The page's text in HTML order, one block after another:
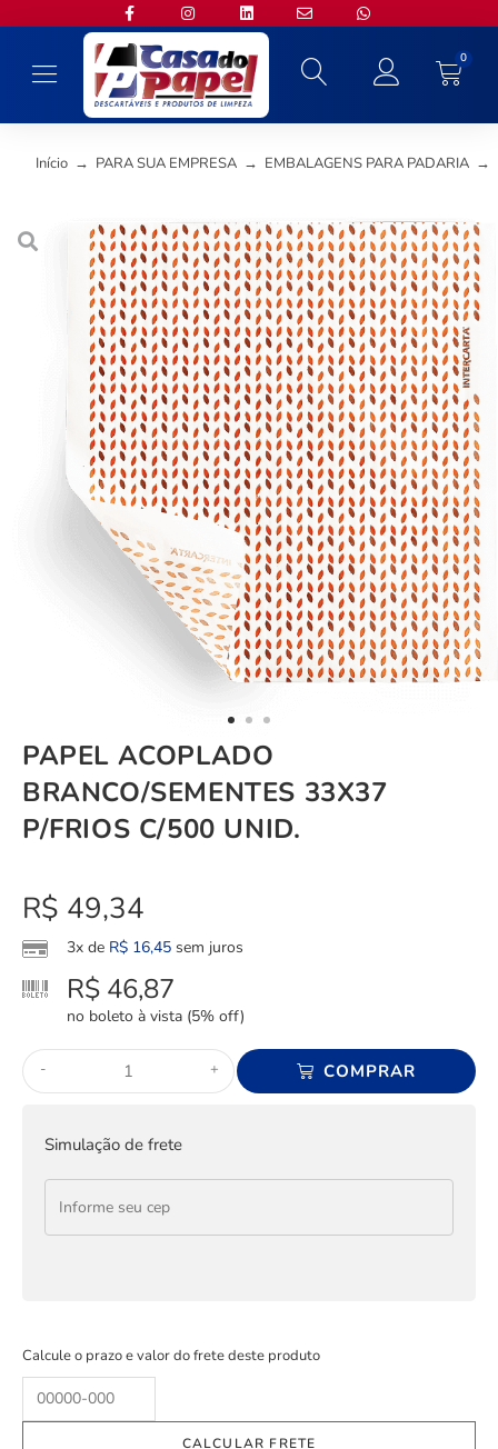
0
Início → PARA SUA EMPRESA → EMBALAGENS PARA PADARIA →
PAPEL ACOPLADO
BRANCO/SEMENTES 33X37
P/FRIOS C/500 UNID.
R$ 49,34
3x de R$ 16,45 sem juros
R$ 46,87
no boleto à vista (5% off)
- + COMPRAR
Simulação de frete
Calcule o prazo e valor do frete deste produto